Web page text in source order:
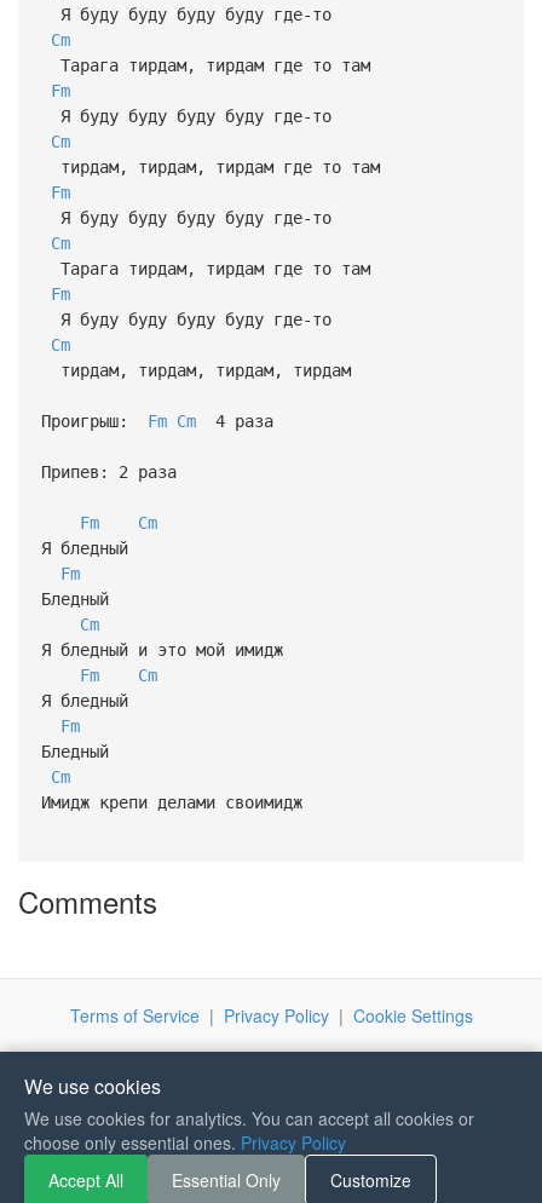
Я буду буду буду буду где-то
Cm
Тарага тирдам, тирдам где то там
Fm
Я буду буду буду буду где-то
Cm
тирдам, тирдам, тирдам где то там
Fm
Я буду буду буду буду где-то
Cm
Тарага тирдам, тирдам где то там
Fm
Я буду буду буду буду где-то
Cm
тирдам, тирдам, тирдам, тирдам
Проигрыш: Fm Cm4 раза
Припев: 2 раза
Fm
Cm
Я бледный
Fm
Бледный
Cm
Я бледный и это мой имидж
Fm
Cm
Я бледный
Fm
Бледный
Cm
Имидж крепи делами своимидж
Comments
Terms of Service| Privacy Policy| Cookie Settings
We use cookies
We use cookies for analytics. You can accept all cookies or
choose only essential ones. Privacy Policy
Accept All
Essential Only Customize
If you like Guitar Songs, you
can buy me a coffee :)